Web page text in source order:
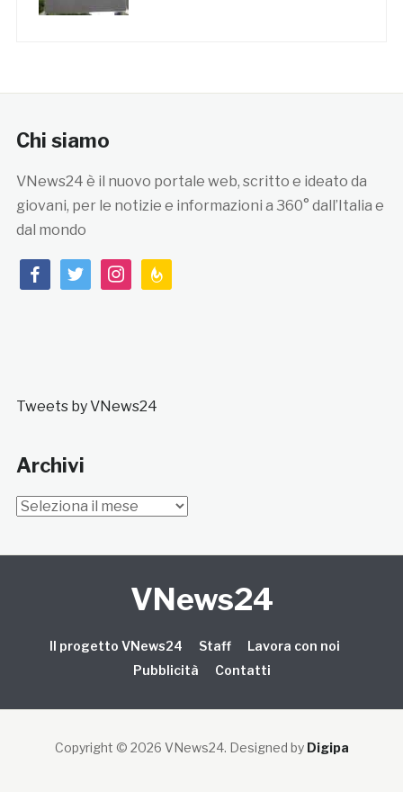
Chi siamo
VNews24 è il nuovo portale web, scritto e ideato da
giovani, per le notizie e informazioni a 360° dall’Italia e
dal mondo
facebooktwitterinstagramfeedburner
Tweets by VNews24
Archivi
Archivi
VNews24
Il progetto VNews24 Staff
Lavora con noi
Pubblicità
Contatti
Copyright © 2026 VNews24. Designed by Digipa